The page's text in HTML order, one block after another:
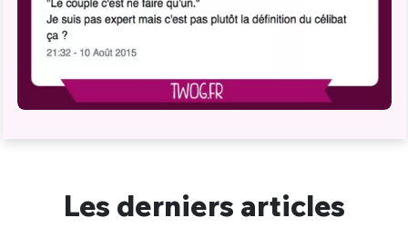
Les derniers articles